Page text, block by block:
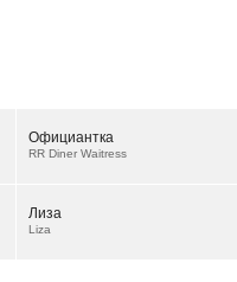
Официантка
RR Diner Waitress
Лиза
Liza